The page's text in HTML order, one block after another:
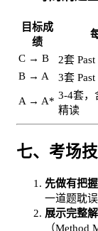
目标成
绩
C → B 2套 Past
B → A
3套 Past
A → A* 3-4套，
精读
七、考场
先做有把
一道题耽
展示完整
（Method